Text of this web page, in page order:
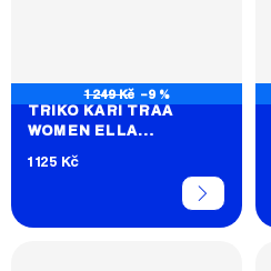
1 249 Kč –9 %
TRIKO KARI TRAA
WOMEN ELLA
1 125 Kč